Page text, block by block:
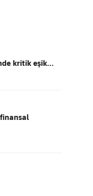
kritik eşik…